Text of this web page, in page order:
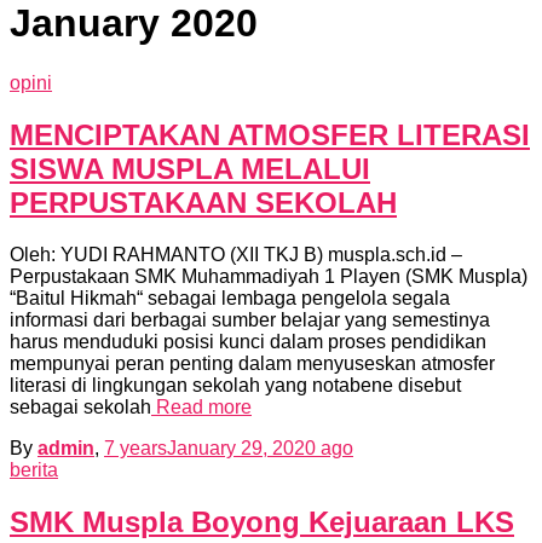
January 2020
opini
MENCIPTAKAN ATMOSFER LITERASI
SISWA MUSPLA MELALUI
PERPUSTAKAAN SEKOLAH
Oleh: YUDI RAHMANTO (XII TKJ B) muspla.sch.id –
Perpustakaan SMK Muhammadiyah 1 Playen (SMK Muspla)
“Baitul Hikmah“ sebagai lembaga pengelola segala
informasi dari berbagai sumber belajar yang semestinya
harus menduduki posisi kunci dalam proses pendidikan
mempunyai peran penting dalam menyuseskan atmosfer
literasi di lingkungan sekolah yang notabene disebut
sebagai sekolah Read more
By admin, 7 yearsJanuary 29, 2020 ago
berita
SMK Muspla Boyong Kejuaraan LKS